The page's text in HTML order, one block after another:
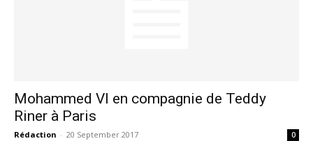
Mohammed VI en compagnie de Teddy
Riner à Paris
Rédaction - 20 September 2017 0